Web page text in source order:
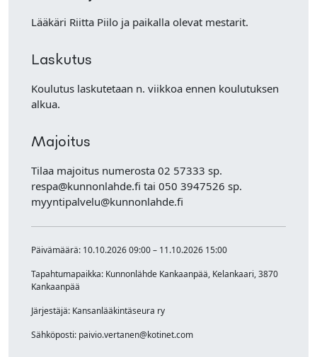
Lääkäri Riitta Piilo ja paikalla olevat mestarit.
Laskutus
Koulutus laskutetaan n. viikkoa ennen koulutuksen
alkua.
Majoitus
Tilaa majoitus numerosta 02 57333 sp.
respa@kunnonlahde.fi tai 050 3947526 sp.
myyntipalvelu@kunnonlahde.fi
Päivämäärä: 10.10.2026 09:00 – 11.10.2026 15:00
Tapahtumapaikka: Kunnonlähde Kankaanpää, Kelankaari, 3870
Kankaanpää
Järjestäjä: Kansanlääkintäseura ry
Sähköposti: paivio.vertanen@kotinet.com